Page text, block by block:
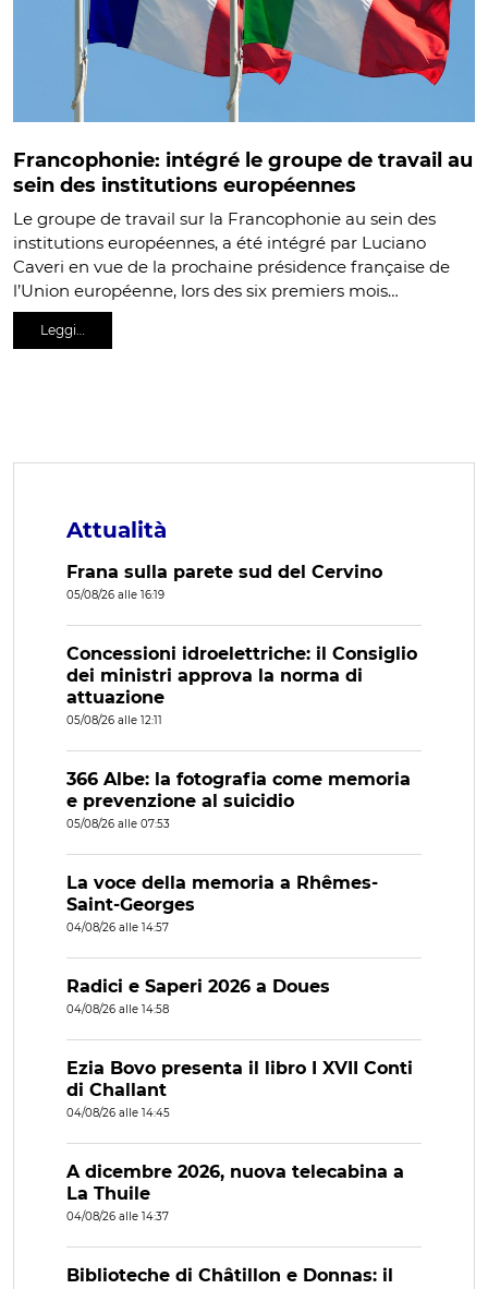
Francophonie: intégré le groupe de travail au
sein des institutions européennes
Le groupe de travail sur la Francophonie au sein des
institutions européennes, a été intégré par Luciano
Caveri en vue de la prochaine présidence française de
l’Union européenne, lors des six premiers mois…
Leggi…
Attualità
Frana sulla parete sud del Cervino
05/08/26 alle 16:19
Concessioni idroelettriche: il Consiglio
dei ministri approva la norma di
attuazione
05/08/26 alle 12:11
366 Albe: la fotografia come memoria
e prevenzione al suicidio
05/08/26 alle 07:53
La voce della memoria a Rhêmes-
Saint-Georges
04/08/26 alle 14:57
Radici e Saperi 2026 a Doues
04/08/26 alle 14:58
Ezia Bovo presenta il libro I XVII Conti
di Challant
04/08/26 alle 14:45
A dicembre 2026, nuova telecabina a
La Thuile
04/08/26 alle 14:37
Biblioteche di Châtillon e Donnas: il